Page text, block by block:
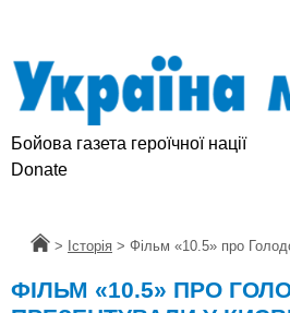
Бойова газета героїчної нації
Donate
Головна
> Історія > Фільм «10.5» про
ФІЛЬМ «10.5» ПРО